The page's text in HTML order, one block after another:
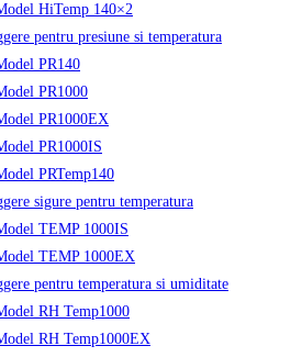
HiTemp 140×2
pentru presiune si temperatura
PR140
PR1000
PR1000EX
PR1000IS
PRTemp140
sigure pentru temperatura
TEMP 1000IS
TEMP 1000EX
pentru temperatura si umiditate
RH Temp1000
RH Temp1000EX